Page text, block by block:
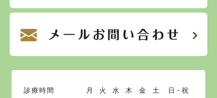
診療時間 月 火 水 木 金 土 日・祝